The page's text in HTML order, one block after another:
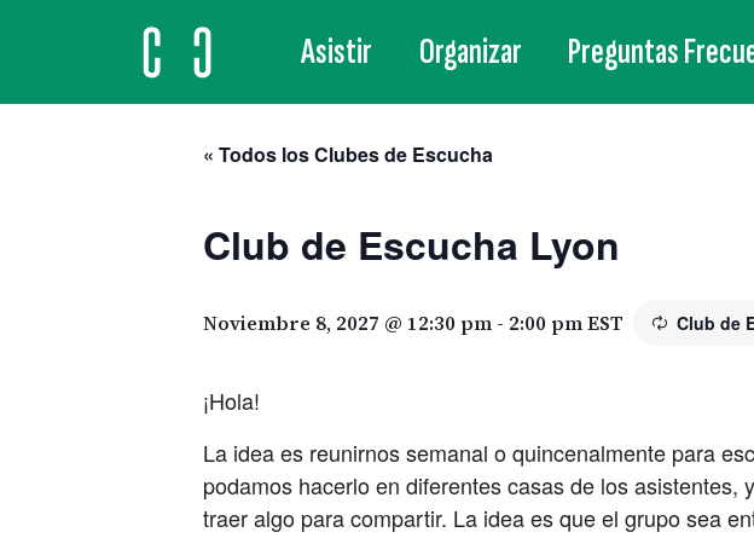
MAIN NAVIGATION
Asistir Organizar Preguntas
« Todos los Clubes de Escucha
Club de Escucha Lyon
Noviembre 8, 2027 @ 12:30 pm - 2:00 pmEST Club de
¡Hola!
La idea es reunirnos semanal o quincenalmente para
podamos hacerlo en diferentes casas de los
traer algo para compartir. La idea es que el grupo sea